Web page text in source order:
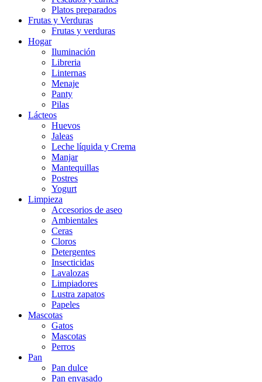
Platos preparados
Frutas y Verduras
Frutas y verduras
Hogar
Iluminación
Libreria
Linternas
Menaje
Panty
Pilas
Lácteos
Huevos
Jaleas
Leche líquida y Crema
Manjar
Mantequillas
Postres
Yogurt
Limpieza
Accesorios de aseo
Ambientales
Ceras
Cloros
Detergentes
Insecticidas
Lavalozas
Limpiadores
Lustra zapatos
Papeles
Mascotas
Gatos
Mascotas
Perros
Pan
Pan dulce
Pan envasado